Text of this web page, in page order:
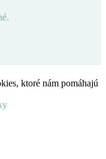
ktoré nám pomáhajú